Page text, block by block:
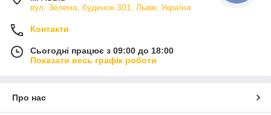
вул. Зелена, будинок 301, Львів, Україна
Контакти
Сьогодні працює з 09:00 до 18:00
Показати весь графік роботи
Про нас